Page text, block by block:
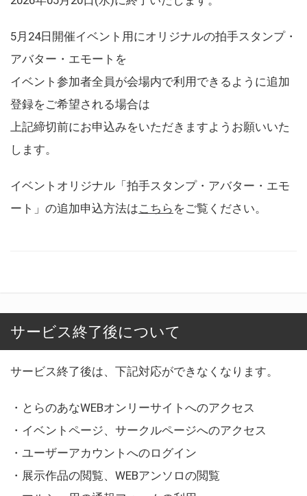
5月24日開催イベント用にオリジナルの拍手スタンプ・
アバター・エモートを
イベント参加者全員が会場内で利用できるように追加
登録をご希望される場合は
上記締切前にお申込みをいただきますようお願いいた
します。
イベントオリジナル「拍手スタンプ・アバター・エモ
ート」の追加申込方法はこちら をご覧ください。
サービス終了後について
サービス終了後は、下記対応ができなくなります。
・とらのあなWEBオンリーサイトへのアクセス
・イベントページ、サークルページへのアクセス
・ユーザーアカウントへのログイン
・展示作品の閲覧、WEBアンソロの閲覧